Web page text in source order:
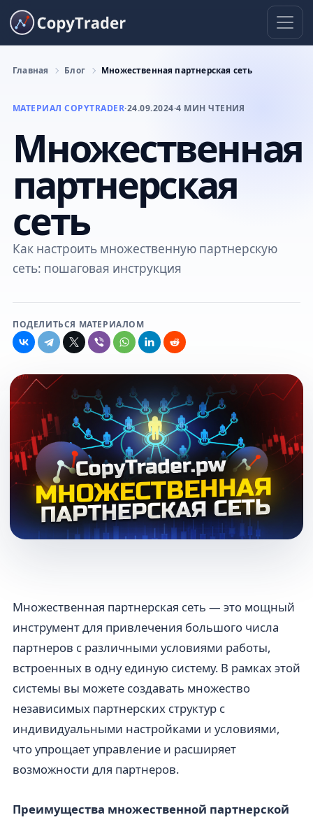
Главная Блог Множественная партнерская сеть
МАТЕРИАЛ COPYTRADER·24.09.2024·4 МИН ЧТЕНИЯ
Множественная
партнерская
сеть
Как настроить множественную партнерскую
сеть: пошаговая инструкция
ПОДЕЛИТЬСЯ МАТЕРИАЛОМ
Множественная партнерская сеть — это мощный
инструмент для привлечения большого числа
партнеров с различными условиями работы,
встроенных в одну единую систему. В рамках этой
системы вы можете создавать множество
независимых партнерских структур с
индивидуальными настройками и условиями,
что упрощает управление и расширяет
возможности для партнеров.
Преимущества множественной партнерской